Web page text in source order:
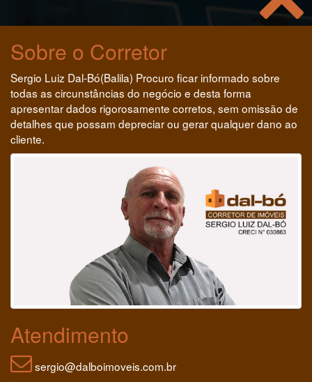
Sobre o Corretor
Sergio Luiz Dal-Bó(Balila) Procuro ficar informado sobre
todas as circunstâncias do negócio e desta forma
apresentar dados rigorosamente corretos, sem omissão de
detalhes que possam depreciar ou gerar qualquer dano ao
cliente.
Atendimento
sergio@dalboimoveis.com.br